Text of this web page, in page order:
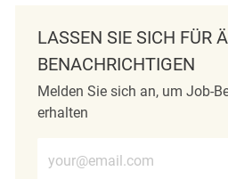
LASSEN SIE SICH FÜR
BENACHRICHTIGEN
Melden Sie sich an, um Job-
erhalten